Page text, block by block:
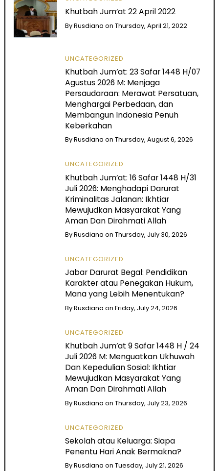
Khutbah Jum’at 22 April 2022
ByRusdiana onThursday, April 21, 2022
UNCATEGORIZED
Khutbah Jum’at: 23 Safar 1448 H/07
Agustus 2026 M: Menjaga
Persaudaraan: Merawat Persatuan,
Menghargai Perbedaan, dan
Membangun Indonesia Penuh
Keberkahan
ByRusdiana onThursday, August 6, 2026
UNCATEGORIZED
Khutbah Jum’at: 16 Safar 1448 H/31
Juli 2026: Menghadapi Darurat
Kriminalitas Jalanan: Ikhtiar
Mewujudkan Masyarakat Yang
Aman Dan Dirahmati Allah
ByRusdiana onThursday, July 30, 2026
UNCATEGORIZED
Jabar Darurat Begal: Pendidikan
Karakter atau Penegakan Hukum,
Mana yang Lebih Menentukan?
ByRusdiana onFriday, July 24, 2026
UNCATEGORIZED
Khutbah Jum’at 9 Safar 1448 H / 24
Juli 2026 M: Menguatkan Ukhuwah
Dan Kepedulian Sosial: Ikhtiar
Mewujudkan Masyarakat Yang
Aman Dan Dirahmati Allah
ByRusdiana onThursday, July 23, 2026
UNCATEGORIZED
Sekolah atau Keluarga: Siapa
Penentu Hari Anak Bermakna?
ByRusdiana onTuesday, July 21, 2026